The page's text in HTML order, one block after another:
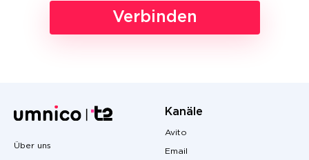
Verbinden
Über uns
Kanäle
Avito
Email